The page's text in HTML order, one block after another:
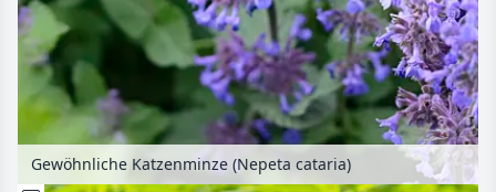
Gewöhnliche Katzenminze (Nepeta cataria)